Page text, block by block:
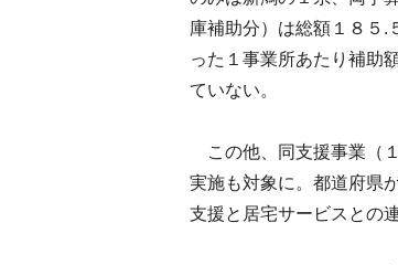
庫補助分）は総額１８５.
った１事業所あたり補助
ていない。
この他、同支援事業（
実施も対象に。都道府県
支援と居宅サービスとの